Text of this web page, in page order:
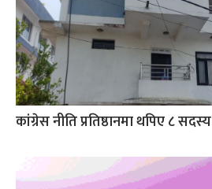
कांग्रेस नीति प्रतिष्ठानमा थपिए ८ सदस्य